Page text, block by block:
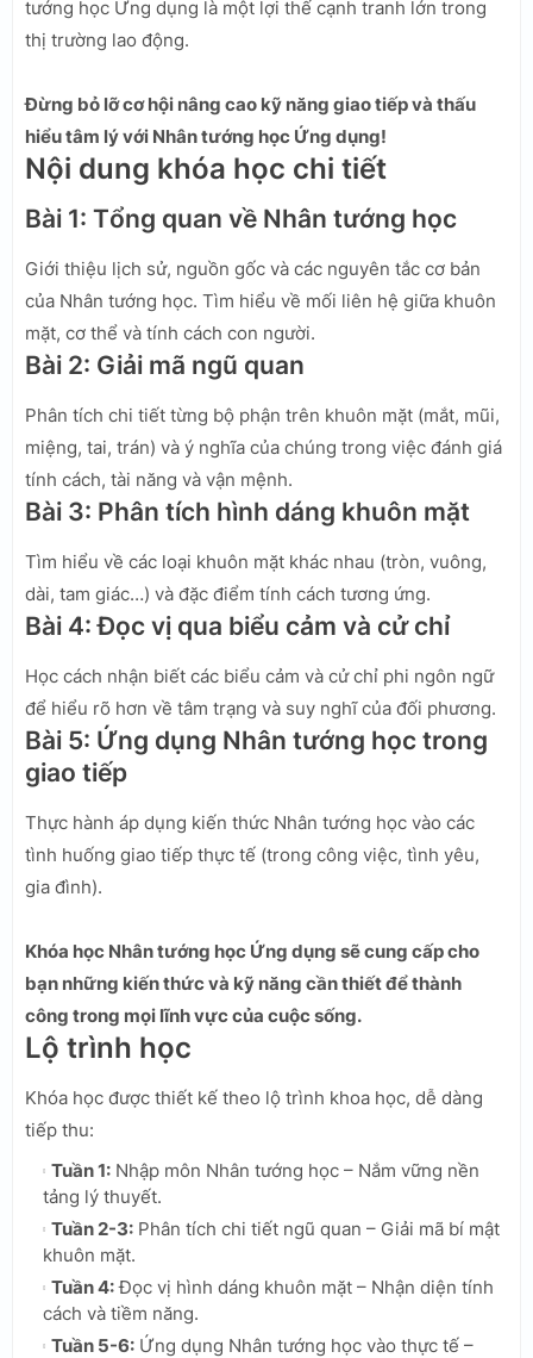
tướng học Ứng dụng là một lợi thế cạnh tranh lớn trong
thị trường lao động.
Đừng bỏ lỡ cơ hội nâng cao kỹ năng giao tiếp và thấu
hiểu tâm lý với Nhân tướng học Ứng dụng!
Nội dung khóa học chi tiết
Bài 1: Tổng quan về Nhân tướng học
Giới thiệu lịch sử, nguồn gốc và các nguyên tắc cơ bản
của Nhân tướng học. Tìm hiểu về mối liên hệ giữa khuôn
mặt, cơ thể và tính cách con người.
Bài 2: Giải mã ngũ quan
Phân tích chi tiết từng bộ phận trên khuôn mặt (mắt, mũi,
miệng, tai, trán) và ý nghĩa của chúng trong việc đánh giá
tính cách, tài năng và vận mệnh.
Bài 3: Phân tích hình dáng khuôn mặt
Tìm hiểu về các loại khuôn mặt khác nhau (tròn, vuông,
dài, tam giác…) và đặc điểm tính cách tương ứng.
Bài 4: Đọc vị qua biểu cảm và cử chỉ
Học cách nhận biết các biểu cảm và cử chỉ phi ngôn ngữ
để hiểu rõ hơn về tâm trạng và suy nghĩ của đối phương.
Bài 5: Ứng dụng Nhân tướng học trong
giao tiếp
Thực hành áp dụng kiến thức Nhân tướng học vào các
tình huống giao tiếp thực tế (trong công việc, tình yêu,
gia đình).
Khóa học Nhân tướng học Ứng dụng sẽ cung cấp cho
bạn những kiến thức và kỹ năng cần thiết để thành
công trong mọi lĩnh vực của cuộc sống.
Lộ trình học
Khóa học được thiết kế theo lộ trình khoa học, dễ dàng
tiếp thu:
Tuần 1: Nhập môn Nhân tướng học – Nắm vững nền
tảng lý thuyết.
Tuần 2-3: Phân tích chi tiết ngũ quan – Giải mã bí mật
khuôn mặt.
Tuần 4:Đọc vị hình dáng khuôn mặt – Nhận diện tính
cách và tiềm năng.
Tuần 5-6: Ứng dụng Nhân tướng học vào thực tế –